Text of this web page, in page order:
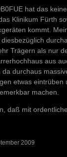
hat das
Klinikum Fürth
kommt.
Trägern als nur
aus
durchaus
etwas eintrüben
machen.
daß mit
2009